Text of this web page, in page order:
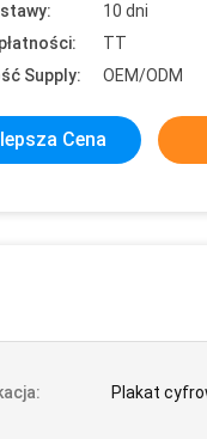
10 dni
TT
Supply:
OEM/ODM
Cena
Plakat